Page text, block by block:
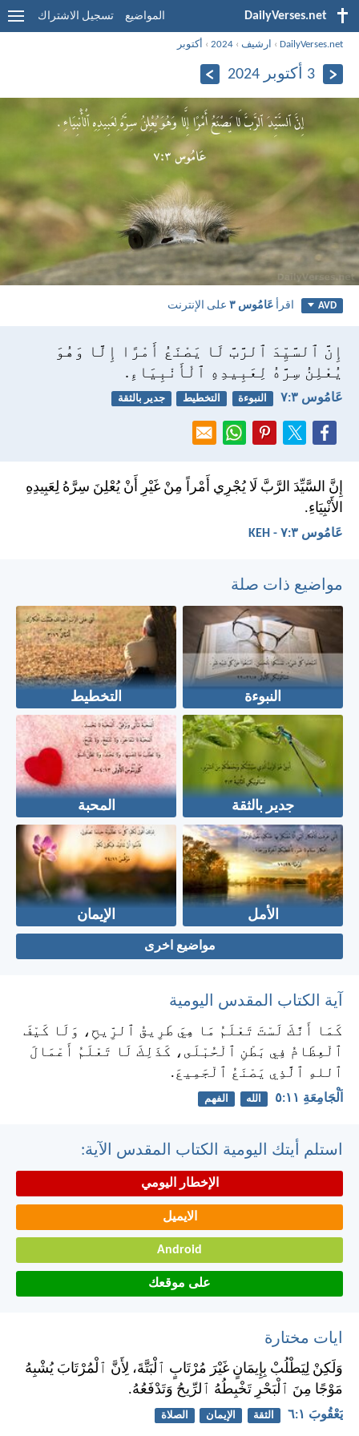
DailyVerses.net المواضيع تسجيل الاشتراك
DailyVerses.net
› ارشيف ›
2024
› أكتوبر
3 أكتوبر 2024
AVD اقرأعَامُوس ٣ على الإنترنت
إِنَّ ٱلسَّيِّدَ ٱلرَّبَّ لَا يَصْنَعُ أَمْرًا إِلَّا وَهُوَ
يُعْلِنُ سِرَّهُ لِعَبِيدِهِ ٱلْأَنْبِيَاءِ.
عَامُوس ٣:‏٧ النبوءة التخطيط جدير بالثقة
إِنَّ السَّيِّدَ الرَّبَّ لَا يُجْرِي أَمْراً مِنْ غَيْرِ أَنْ يُعْلِنَ سِرَّهُ لِعَبِيدِهِ
الأَنْبِيَاءِ.
عَامُوس ٣:‏٧ - KEH
مواضيع ذات صلة
النبوءة التخطيط
جدير بالثقة المحبة
الأمل الإيمان
مواضيع اخرى
آية الكتاب المقدس اليومية
كَمَا أَنَّكَ لَسْتَ تَعْلَمُ مَا هِيَ طَرِيقُ ٱلرِّيحِ، وَلَا كَيْفَ
ٱلْعِظَامُ فِي بَطْنِ ٱلْحُبْلَى، كَذَلِكَ لَا تَعْلَمُ أَعْمَالَ
ٱللهِ ٱلَّذِي يَصْنَعُ ٱلْجَمِيعَ.
اَلْجَامِعَةِ ١١:‏٥ الله الفهم
استلم أيتك اليومية الكتاب المقدس الآية:
الإخطار اليومي
الايميل
Android
على موقعك
ايات مختارة
وَلَكِنْ لِيَطْلُبْ بِإِيمَانٍ غَيْرَ مُرْتَابٍ ٱلْبَتَّةَ، لِأَنَّ ٱلْمُرْتَابَ يُشْبِهُ
مَوْجًا مِنَ ٱلْبَحْرِ تَخْبِطُهُ ٱلرِّيحُ وَتَدْفَعُهُ.
يَعْقُوبَ ١:‏٦ الثقة الإيمان الصلاة